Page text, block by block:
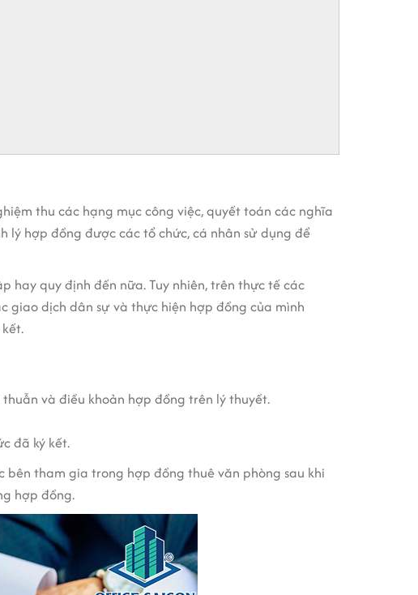
thu các hạng mục công việc, quyết toán các nghĩa
hợp đồng được các tổ chức, cá nhân sử dụng để
hay quy định đến nữa. Tuy nhiên, trên thực tế các
giao dịch dân sự và thực hiện hợp đồng của mình
và điều khoản hợp đồng trên lý thuyết.
đã ký kết.
tham gia trong hợp đồng thuê văn phòng sau khi
hợp đồng.